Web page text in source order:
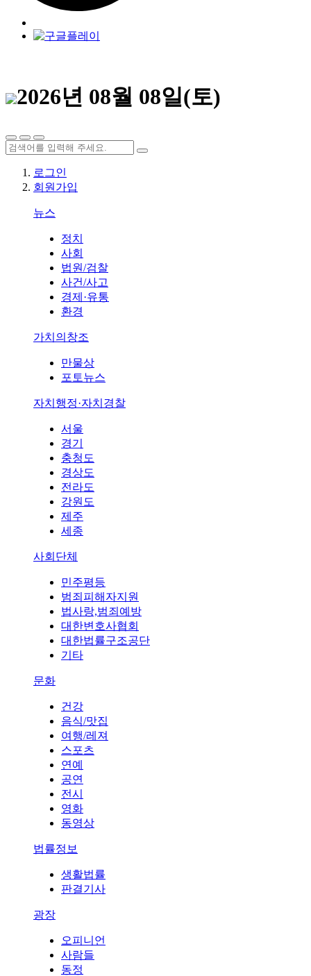
2026년 08월 08일(토)
로그인
회원가입
뉴스
정치
사회
법원/검찰
사건/사고
경제·유통
환경
가치의창조
만물상
포토뉴스
자치행정·자치경찰
서울
경기
충청도
경상도
전라도
강원도
제주
세종
사회단체
민주평등
범죄피해자지원
법사랑,범죄예방
대한변호사협회
대한법률구조공단
기타
문화
건강
음식/맛집
여행/레져
스포츠
연예
공연
전시
영화
동영상
법률정보
생활법률
판결기사
광장
오피니언
사람들
동정